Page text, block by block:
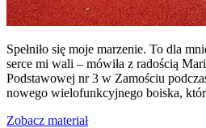
Spełniło się moje marzenie. To dla
serce mi wali – mówiła z radością
Podstawowej nr 3 w Zamościu
nowego wielofunkcyjnego boiska,
Zobacz materiał